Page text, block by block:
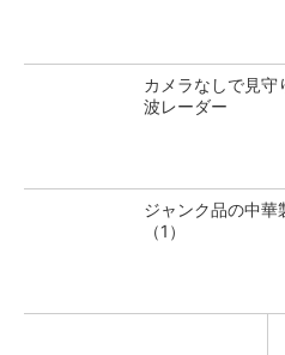
カメラなしで見
波レーダー
ジャンク品の中華
（1）